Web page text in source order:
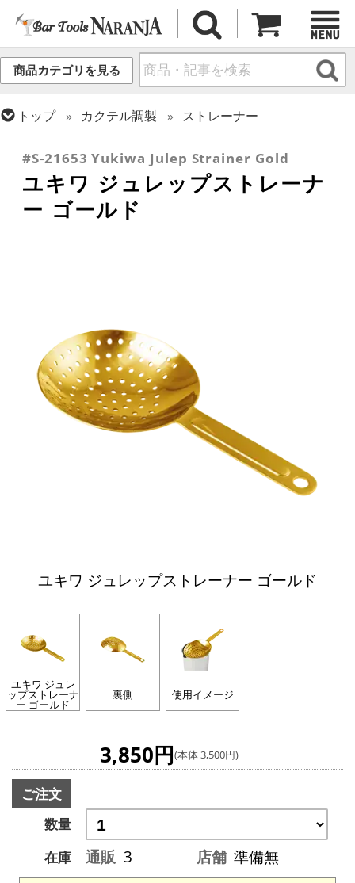
商品カテゴリを見る
トップ カクテル調製
ストレーナー
#S-21653 Yukiwa Julep Strainer Gold
ユキワ ジュレップストレーナ
ー ゴールド
ユキワ ジュレップストレーナー ゴールド
ユキワ ジュレ
ップストレーナ
ー ゴールド
裏側 使用イメージ
3,850円(本体 3,500円)
ご注文
数量
在庫
通販 3 店舗 準備無